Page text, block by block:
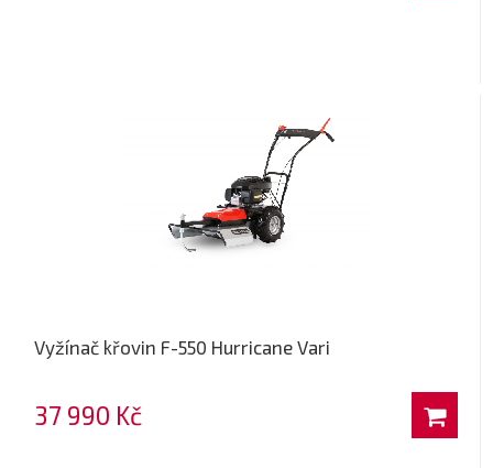
Vyžínač křovin F-550 Hurricane Vari
37 990 Kč